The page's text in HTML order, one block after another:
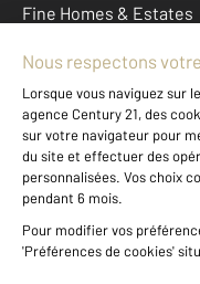
Fine Homes & Estates
À propos
International
Nous contacter